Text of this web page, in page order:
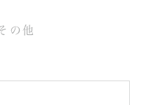
の他